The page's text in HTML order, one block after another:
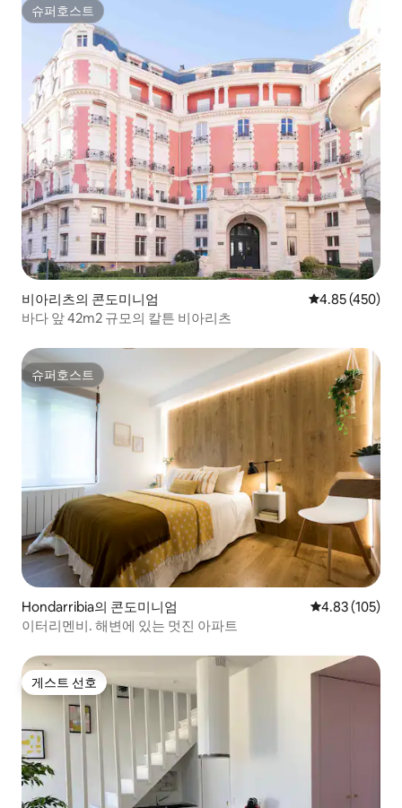
슈퍼호스트
슈퍼호스트
비아리츠의 콘도미니엄 평점 4.85점(5
4.85 (450)
바다 앞 42m2 규모의 칼튼 비아리츠
슈퍼호스트
슈퍼호스트
Hondarribia의 콘도미니엄 평점 4.83점(5
4.83 (105)
이터리멘비. 해변에 있는 멋진 아파트
게스트 선호
게스트 선호